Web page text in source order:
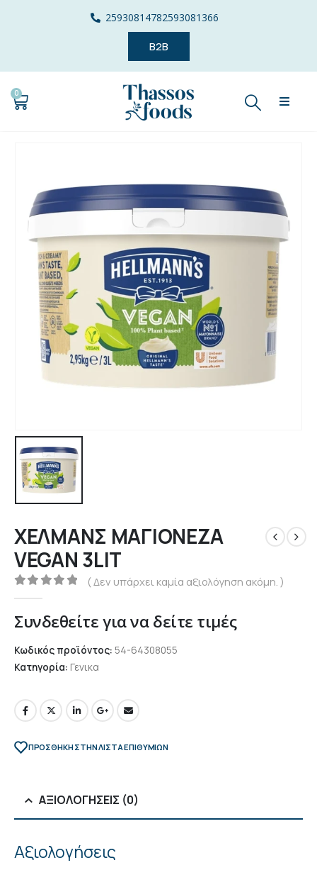
25930814782593081366
B2B
0
ΧΕΛΜΑΝΣ ΜΑΓΙΟΝΕΖΑ
VEGAN 3LIT
0out of 5
( Δεν υπάρχει καμία αξιολόγηση ακόμη. )
Συνδεθείτε για να δείτε τιμές
Κωδικός προϊόντος: 54-64308055
Κατηγορία: Γενικα
ΠΡΌΣΘΉΚΗ ΣΤΗΝ ΛΊΣΤΑ ΕΠΙΘΥΜΙΏΝ
ΑΞΙΟΛΟΓΉΣΕΙΣ (0)
Αξιολογήσεις